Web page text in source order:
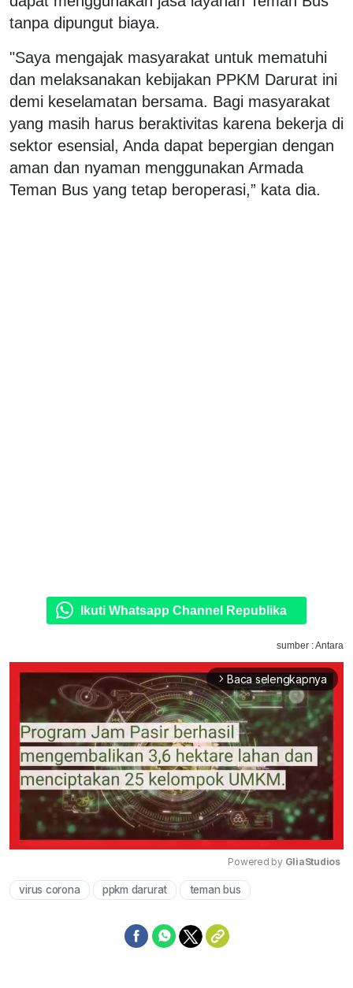
tanpa dipungut biaya.
"Saya mengajak masyarakat untuk mematuhi
dan melaksanakan kebijakan PPKM Darurat ini
demi keselamatan bersama. Bagi masyarakat
yang masih harus beraktivitas karena bekerja di
sektor esensial, Anda dapat bepergian dengan
aman dan nyaman menggunakan Armada
Teman Bus yang tetap beroperasi,” kata dia.
Ikuti Whatsapp Channel Republika
sumber : Antara
arrow_forward_ios Baca selengkapnya
Powered by GliaStudios
virus corona ppkm darurat teman bus